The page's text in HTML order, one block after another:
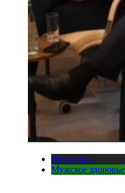
Медицина
Мужское здоровье